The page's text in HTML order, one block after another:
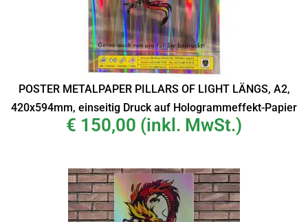
POSTER METALPAPER PILLARS OF LIGHT LÄNGS, A2,
420x594mm, einseitig Druck auf Hologrammeffekt-Papier
€ 150,00 (inkl. MwSt.)